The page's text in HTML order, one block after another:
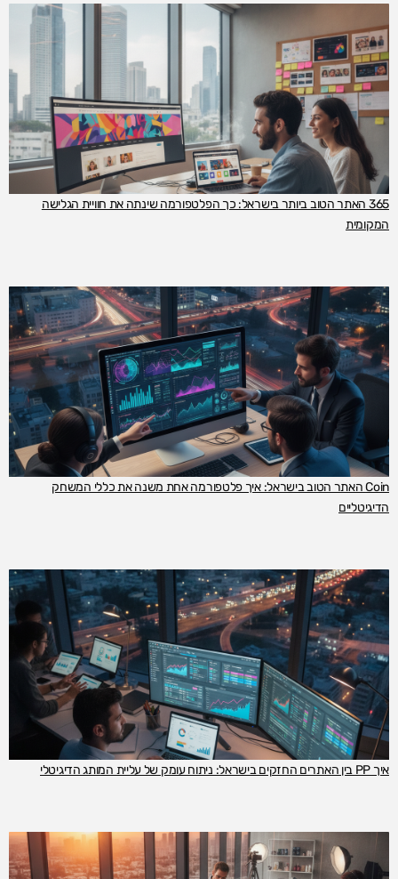
365 האתר הטוב ביותר בישראל: כך הפלטפורמה שינתה את חוויית הגלישה
המקומית
Coin האתר הטוב בישראל: איך פלטפורמה אחת משנה את כללי המשחק
הדיגיטליים
איך PP בין האתרים החזקים בישראל: ניתוח עומק של עליית המותג הדיגיטלי